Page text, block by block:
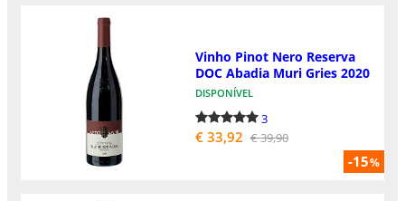
-15%
Vinho Pinot Nero Reserva
DOC Abadia Muri Gries 2020
DISPONÍVEL
3
€ 33,92 € 39,90